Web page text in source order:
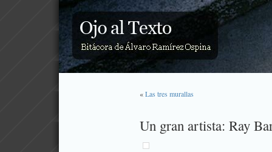
«Las tres murallas
Un gran artista: Ray